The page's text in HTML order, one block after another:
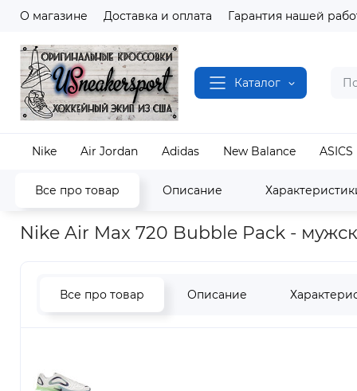
О магазине Доставка и оплата Гарантия нашей
Каталог
Nike Air Jordan Adidas New Balance ASICS
Все про товар Описание
Наш магазин Полный каталог кроссовок Nike
Nike Air Max 720 Bubble Pack -
Все про товар Описание